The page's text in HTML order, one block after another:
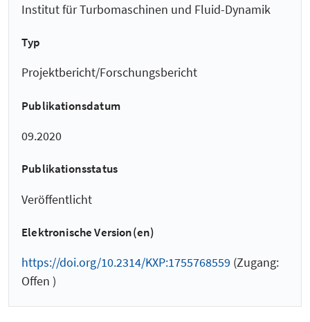
Institut für Turbomaschinen und Fluid-Dynamik
Typ
Projektbericht/Forschungsbericht
Publikationsdatum
09.2020
Publikationsstatus
Veröffentlicht
Elektronische Version(en)
https://doi.org/10.2314/KXP:1755768559 (Zugang:
Offen )